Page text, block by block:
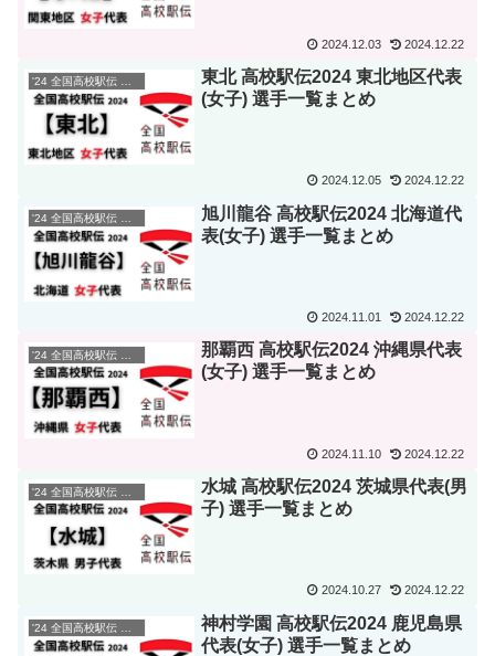
2024.12.03 2024.12.22
'24 全国高校駅伝 選手一覧
東北 高校駅伝2024 東北地区代表
(女子) 選手一覧まとめ
2024.12.05 2024.12.22
旭川龍谷 高校駅伝2024 北海道代
表(女子) 選手一覧まとめ
2024.11.01 2024.12.22
那覇西 高校駅伝2024 沖縄県代表
(女子) 選手一覧まとめ
2024.11.10 2024.12.22
水城 高校駅伝2024 茨城県代表(男
子) 選手一覧まとめ
2024.10.27 2024.12.22
'24 全国高校駅伝 選手一覧
神村学園 高校駅伝2024 鹿児島県
代表(女子) 選手一覧まとめ